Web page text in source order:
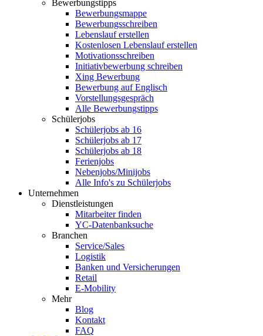
Bewerbungstipps
Bewerbungsmappe
Bewerbungsschreiben
Lebenslauf erstellen
Kostenlosen Lebenslauf erstellen
Motivationsschreiben
Initiativbewerbung schreiben
Xing Bewerbung
Bewerbung auf Englisch
Vorstellungsgespräch
Alle Bewerbungstipps
Schülerjobs
Schülerjobs ab 16
Schülerjobs ab 17
Schülerjobs ab 18
Ferienjobs
Nebenjobs/Minijobs
Alle Info's zu Schülerjobs
Unternehmen
Dienstleistungen
Mitarbeiter finden
YC-Datenbanksuche
Branchen
Service/Sales
Logistik
Banken und Versicherungen
Retail
E-Mobility
Mehr
Blog
Kontakt
FAQ